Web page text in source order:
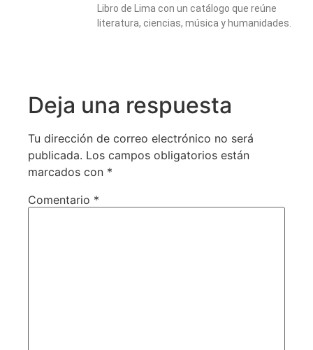
Libro de Lima con un catálogo que reúne
literatura, ciencias, música y humanidades.
Deja una respuesta
Tu dirección de correo electrónico no será
publicada. Los campos obligatorios están
marcados con *
Comentario *